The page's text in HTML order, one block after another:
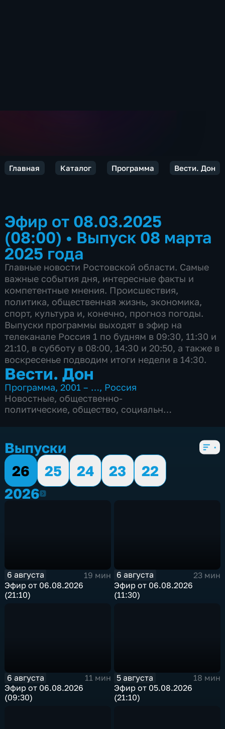
Главная Каталог Программа Вести. Дон
Эфир от 08.03.2025
(08:00) • Выпуск 08 марта
2025 года
Главные новости Ростовской области. Самые
важные события дня, интересные факты и
компетентные мнения. Происшествия,
политика, общественная жизнь, экономика,
спорт, культура и, конечно, прогноз погоды.
Выпуски программы выходят в эфир на
телеканале Россия 1 по будням в 09:30, 11:30 и
21:10, в субботу в 08:00, 14:30 и 20:50, а также в
воскресенье подводим итоги недели в 14:30.
Вести. Дон
Программа,2001 – …, Россия
Новостные, общественно-
политические, общество, социально-
Выпуски
26
25 24 23
22
20262026
6 августа
19 мин
Эфир от 06.08.2026
(21:10)
6 августа
23 мин
Эфир от 06.08.2026
(11:30)
6 августа
11 мин
Эфир от 06.08.2026
(09:30)
5 августа
18 мин
Эфир от 05.08.2026
(21:10)